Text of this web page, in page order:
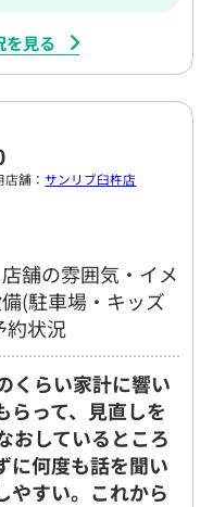
を見る
店舗：サンリブ臼杵店
舗の雰囲気・イメ
(駐車場・キッズ
約状況
くらい家計に響い
らって、見直しを
おしているところ
に何度も話を聞い
やすい。これから